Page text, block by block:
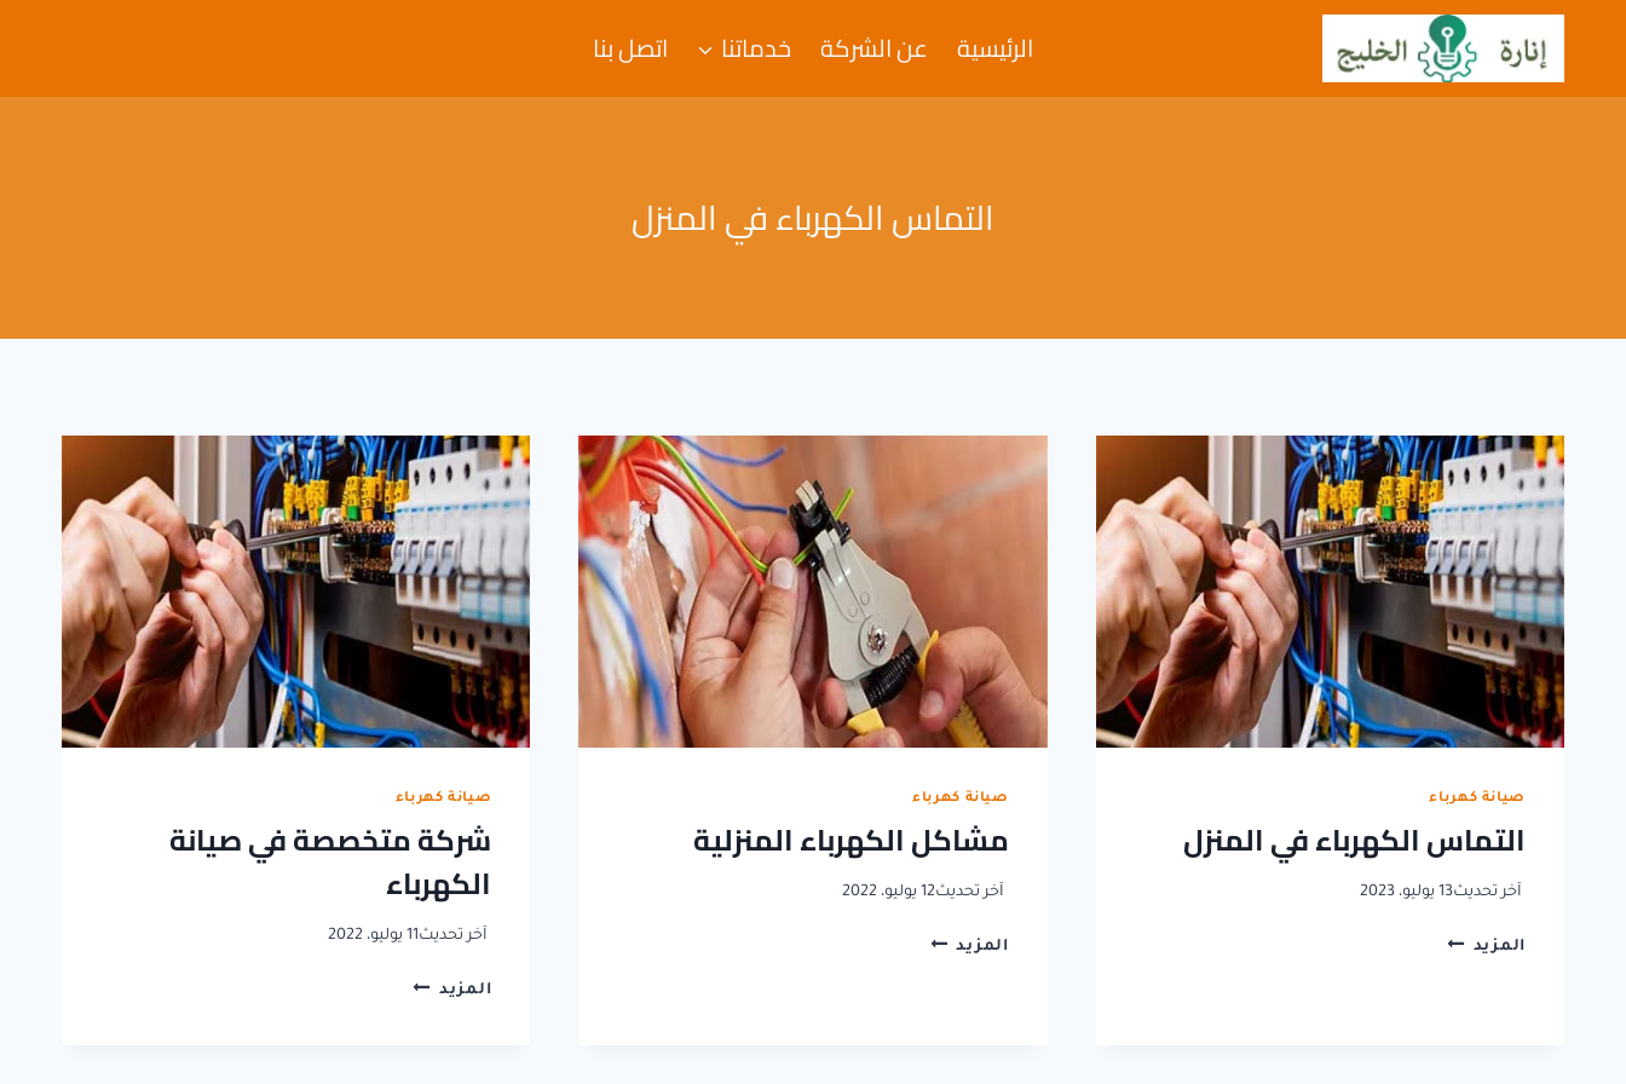
المحتوى
الرئيسية عن الشركة خدماتنا اتصل بنا
التماس الكهرباء في المنزل
صيانة كهرباء
التماس الكهرباء في المنزل
آخر تحديث13 يوليو، 2023
المزيد التماس
صيانة كهرباء
مشاكل الكهرباء المنزلية
آخر تحديث12 يوليو، 2022
المزيد مشاكل
صيانة كهرباء
شركة متخصصة في صيانة
الكهرباء
آخر تحديث11 يوليو، 2022
المزيد شركة